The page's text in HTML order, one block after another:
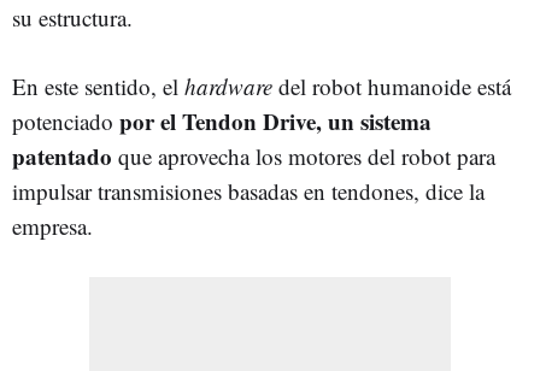
su estructura.
En este sentido, el hardware del robot humanoide está
potenciado por el Tendon Drive, un sistema
patentado que aprovecha los motores del robot para
impulsar transmisiones basadas en tendones, dice la
empresa.